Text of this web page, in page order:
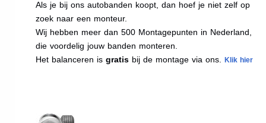
Als je bij ons autobanden koopt, dan hoef je niet zelf op
zoek naar een monteur.
Wij hebben meer dan 500 Montagepunten in Nederland,
die voordelig jouw banden monteren.
Het balanceren is gratis bij de montage via ons. Klik hier